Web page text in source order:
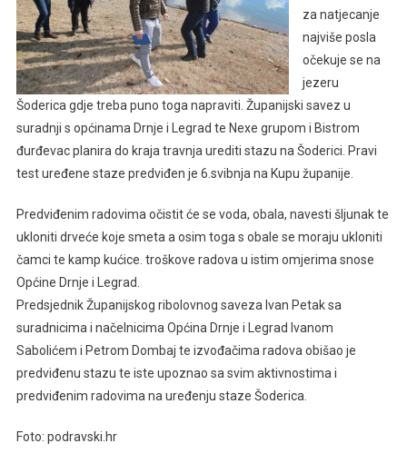
za natjecanje
najviše posla
očekuje se na
jezeru
Šoderica gdje treba puno toga napraviti. Županijski savez u
suradnji s općinama Drnje i Legrad te Nexe grupom i Bistrom
đurđevac planira do kraja travnja urediti stazu na Šoderici. Pravi
test uređene staze predviđen je 6.svibnja na Kupu županije.
Predviđenim radovima očistit će se voda, obala, navesti šljunak te
ukloniti drveće koje smeta a osim toga s obale se moraju ukloniti
čamci te kamp kućice. troškove radova u istim omjerima snose
Općine Drnje i Legrad.
Predsjednik Županijskog ribolovnog saveza Ivan Petak sa
suradnicima i načelnicima Općina Drnje i Legrad Ivanom
Sabolićem i Petrom Dombaj te izvođačima radova obišao je
predviđenu stazu te iste upoznao sa svim aktivnostima i
predviđenim radovima na uređenju staze Šoderica.
Foto: podravski.hr